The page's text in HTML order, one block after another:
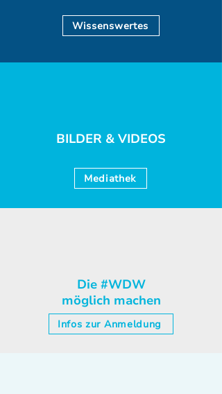
Wissenswertes
BILDER & VIDEOS
Mediathek
Die #WDW
möglich machen
Infos zur Anmeldung